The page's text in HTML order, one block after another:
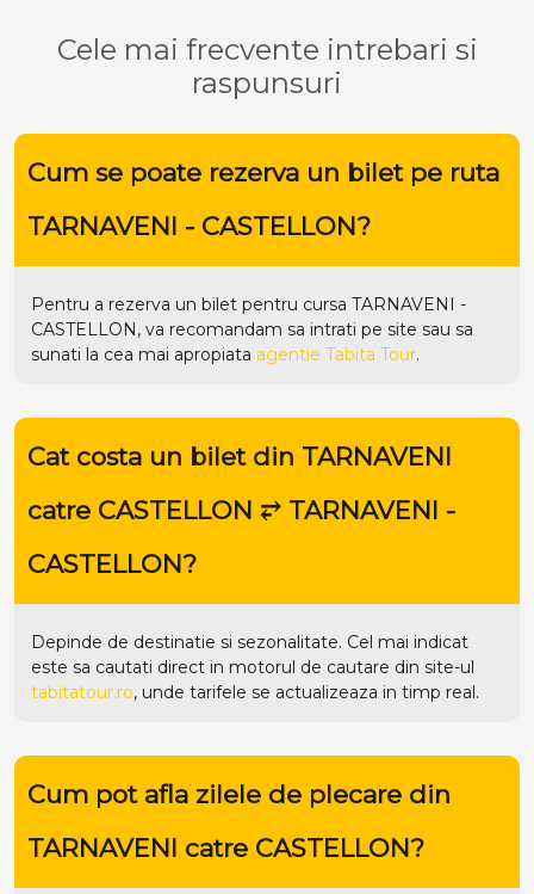
Cele mai frecvente intrebari si
raspunsuri
Cum se poate rezerva un bilet pe ruta
TARNAVENI - CASTELLON?
Pentru a rezerva un bilet pentru cursa TARNAVENI -
CASTELLON, va recomandam sa intrati pe site sau sa
sunati la cea mai apropiata agentie Tabita Tour.
Cat costa un bilet din TARNAVENI
catre CASTELLON ⥂ TARNAVENI -
CASTELLON?
Depinde de destinatie si sezonalitate. Cel mai indicat
este sa cautati direct in motorul de cautare din site-ul
tabitatour.ro, unde tarifele se actualizeaza in timp real.
Cum pot afla zilele de plecare din
TARNAVENI catre CASTELLON?